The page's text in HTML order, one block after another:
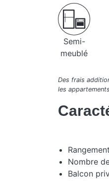
Semi-
meublé
Des frais
les
Rangement
Nombre
Balcon